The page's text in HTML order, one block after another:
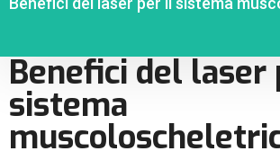
Benefici del laser
sistema